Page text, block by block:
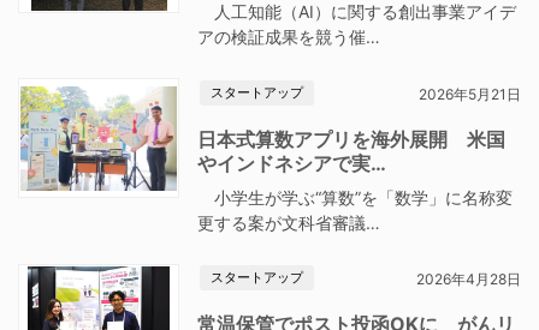
人工知能（AI）に関する創出事業アイデ
アの検証成果を競う催…
スタートアップ 2026年5月21日
日本式算数アプリを海外展開 米国
やインドネシアで実…
小学生が学ぶ“算数”を「数学」に名称変
更する案が文科省審議…
スタートアップ 2026年4月28日
常温保管でポスト投函OKに がんリ